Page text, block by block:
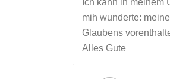
Ich kann in meinem
mih wunderte:
Glaubens
Alles Gute